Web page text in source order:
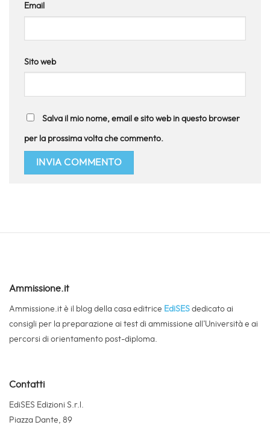
Email
Sito web
Salva il mio nome, email e sito web in questo browser
per la prossima volta che commento.
Ammissione.it
Ammissione.it è il blog della casa editrice EdiSES dedicato ai
consigli per la preparazione ai test di ammissione all’Università e ai
percorsi di orientamento post-diploma.
Contatti
EdiSES Edizioni S.r.l.
Piazza Dante, 89